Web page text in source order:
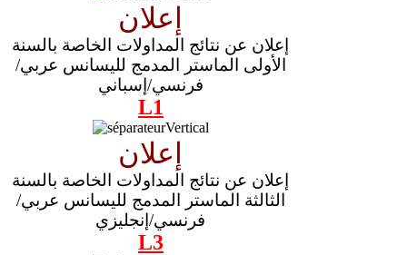
إعلان
إعلان عن نتائج المداولات الخاصة بالسنة
الأولى الماستر المدمج لليسانس عربي/
فرنسي/إسباني
L1
إعلان
إعلان عن نتائج المداولات الخاصة بالسنة
الثالثة الماستر المدمج لليسانس عربي/
فرنسي/إنجليزي
L3